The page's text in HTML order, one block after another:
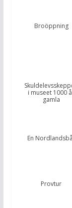
Broöppning
i museet 1000
gamla
En
Provtur